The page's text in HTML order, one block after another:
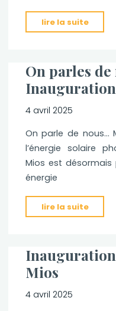
lire la suite
de
de
On parles
4 avril 2025
On parle de nous…
l’énergie solaire
Mios est
énergie
lire la suite
parles
nous…
Mios
4 avril 2025